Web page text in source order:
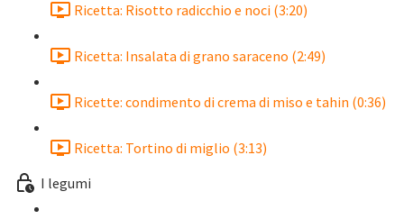
Ricetta: Risotto radicchio e noci (3:20)
Ricetta: Insalata di grano saraceno (2:49)
Ricette: condimento di crema di miso e tahin (0:36)
Ricetta: Tortino di miglio (3:13)
I legumi